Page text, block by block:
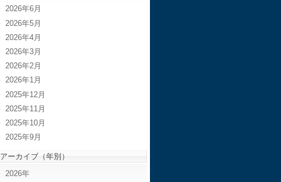
2026年6月
2026年5月
2026年4月
2026年3月
2026年2月
2026年1月
2025年12月
2025年11月
2025年10月
2025年9月
アーカイブ（年別）
2026